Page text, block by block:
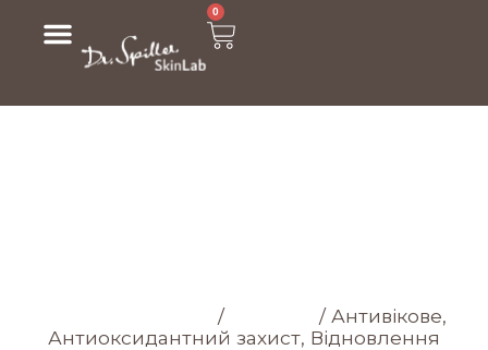
0
/ / Антивікове,
Антиоксидантний захист, Відновлення